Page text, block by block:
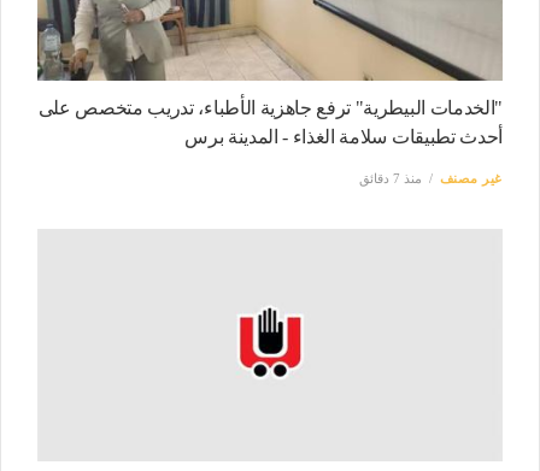
"الخدمات البيطرية" ترفع جاهزية الأطباء، تدريب متخصص على
أحدث تطبيقات سلامة الغذاء - المدينة برس
غير مصنف منذ 7 دقائق